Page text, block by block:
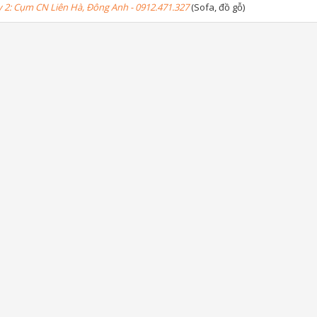
2: Cụm CN Liên Hà, Đông Anh - 0912.471.327(Sofa, đồ gỗ)